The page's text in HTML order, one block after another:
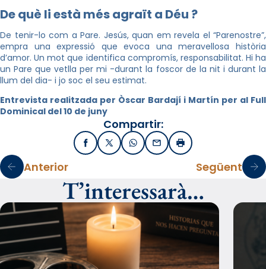
De què li està més agraït a Déu ?
De tenir-lo com a Pare. Jesús, quan em revela el “Parenostre”,
empra una expressió que evoca una meravellosa història
d’amor. Un mot que identifica compromís, responsabilitat. Hi ha
un Pare que vetlla per mi -durant la foscor de la nit i durant la
llum del dia- i jo soc el seu estimat.
Entrevista realitzada per Òscar Bardají i Martín per al Full
Dominical del 10 de juny
Compartir:
FacebookX / TwitterWhatsApp
EmailImprimir
Anterior Següent
T’interessarà…